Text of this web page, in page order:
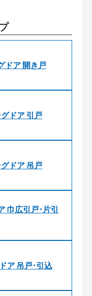
ドア 開き戸
ドア 引戸
ドア 吊戸
巾広引戸･片引
ア 吊戸･引込